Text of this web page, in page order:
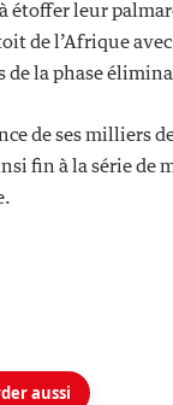
étoffer leur
de l’Afrique
de la phase
de ses milliers
fin à la série de
aussi